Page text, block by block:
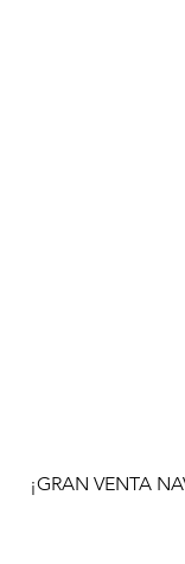
¡GRAN VENTA